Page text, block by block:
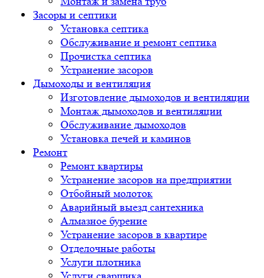
Засоры и септики
Установка септика
Обслуживание и ремонт септика
Прочистка септика
Устранение засоров
Дымоходы и вентиляция
Изготовление дымоходов и вентиляции
Монтаж дымоходов и вентиляции
Обслуживание дымоходов
Установка печей и каминов
Ремонт
Ремонт квартиры
Устранение засоров на предприятии
Отбойный молоток
Аварийный выезд сантехника
Алмазное бурение
Устранение засоров в квартире
Отделочные работы
Услуги плотника